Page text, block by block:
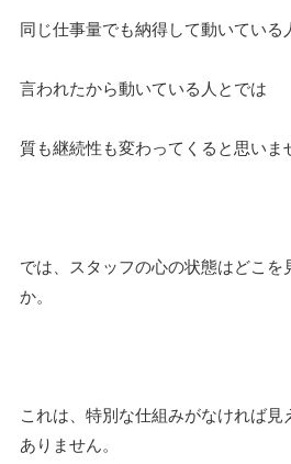
同じ仕事量でも納得して動いている
言われたから動いている人とでは
質も継続性も変わってくると思いま
では、スタッフの心の状態はどこを
か。
これは、特別な仕組みがなければ
ありません。